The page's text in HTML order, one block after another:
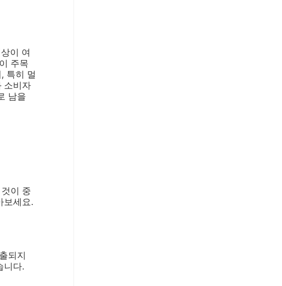
이 여
주목
특히 멀
소비자
남을
이 중
보세요.
되지
니다.